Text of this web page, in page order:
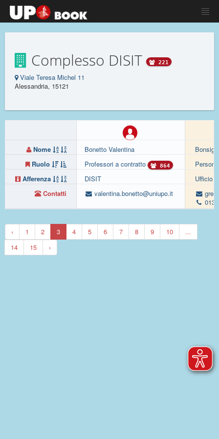
Complesso DISIT 221
Viale Teresa Michel 11
Alessandria, 15121
Nome
Ruolo
Afferenza
Contatti
Bonetto Valentina
Professori a contratto
864
DISIT
valentina.bonetto@uniupo.it
Ufficio
‹ 1 2 3 4 5 6 7 8 9 10
...
14
15 ›